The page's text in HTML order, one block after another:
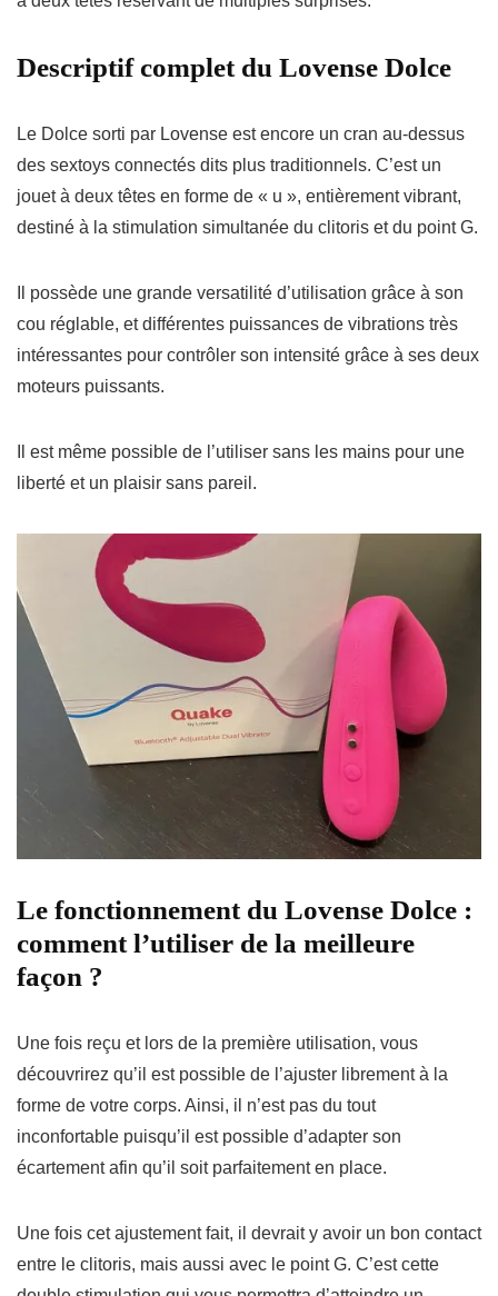
Descriptif complet du Lovense Dolce
Le Dolce sorti par Lovense est encore un cran au-dessus
des sextoys connectés dits plus traditionnels. C’est un
jouet à deux têtes en forme de « u », entièrement vibrant,
destiné à la stimulation simultanée du clitoris et du point G.
Il possède une grande versatilité d’utilisation grâce à son
cou réglable, et différentes puissances de vibrations très
intéressantes pour contrôler son intensité grâce à ses deux
moteurs puissants.
Il est même possible de l’utiliser sans les mains pour une
liberté et un plaisir sans pareil.
Le fonctionnement du Lovense Dolce :
comment l’utiliser de la meilleure
façon ?
Une fois reçu et lors de la première utilisation, vous
découvrirez qu’il est possible de l’ajuster librement à la
forme de votre corps. Ainsi, il n’est pas du tout
inconfortable puisqu’il est possible d’adapter son
écartement afin qu’il soit parfaitement en place.
Une fois cet ajustement fait, il devrait y avoir un bon contact
entre le clitoris, mais aussi avec le point G. C’est cette